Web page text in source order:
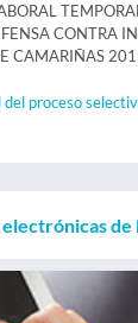
CONTRA
CAMARIÑAS
del proceso
de